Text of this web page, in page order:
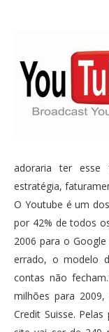
adoraria ter esse
estratégia,
O Youtube é um
por 42% de todos
2006 para o
errado, o modelo
contas não
milhões para
Credit Suisse.